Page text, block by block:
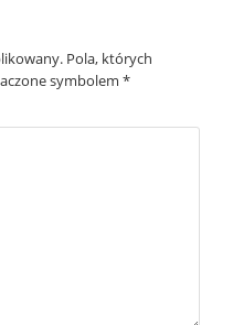
Pola, których
symbolem *